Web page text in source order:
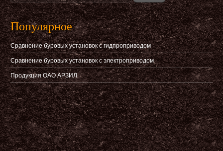
Популярное
Сравнение буровых установок с гидпроприводом
Сравнение буровых установок с электроприводом
Продукция ОАО АРЗИЛ